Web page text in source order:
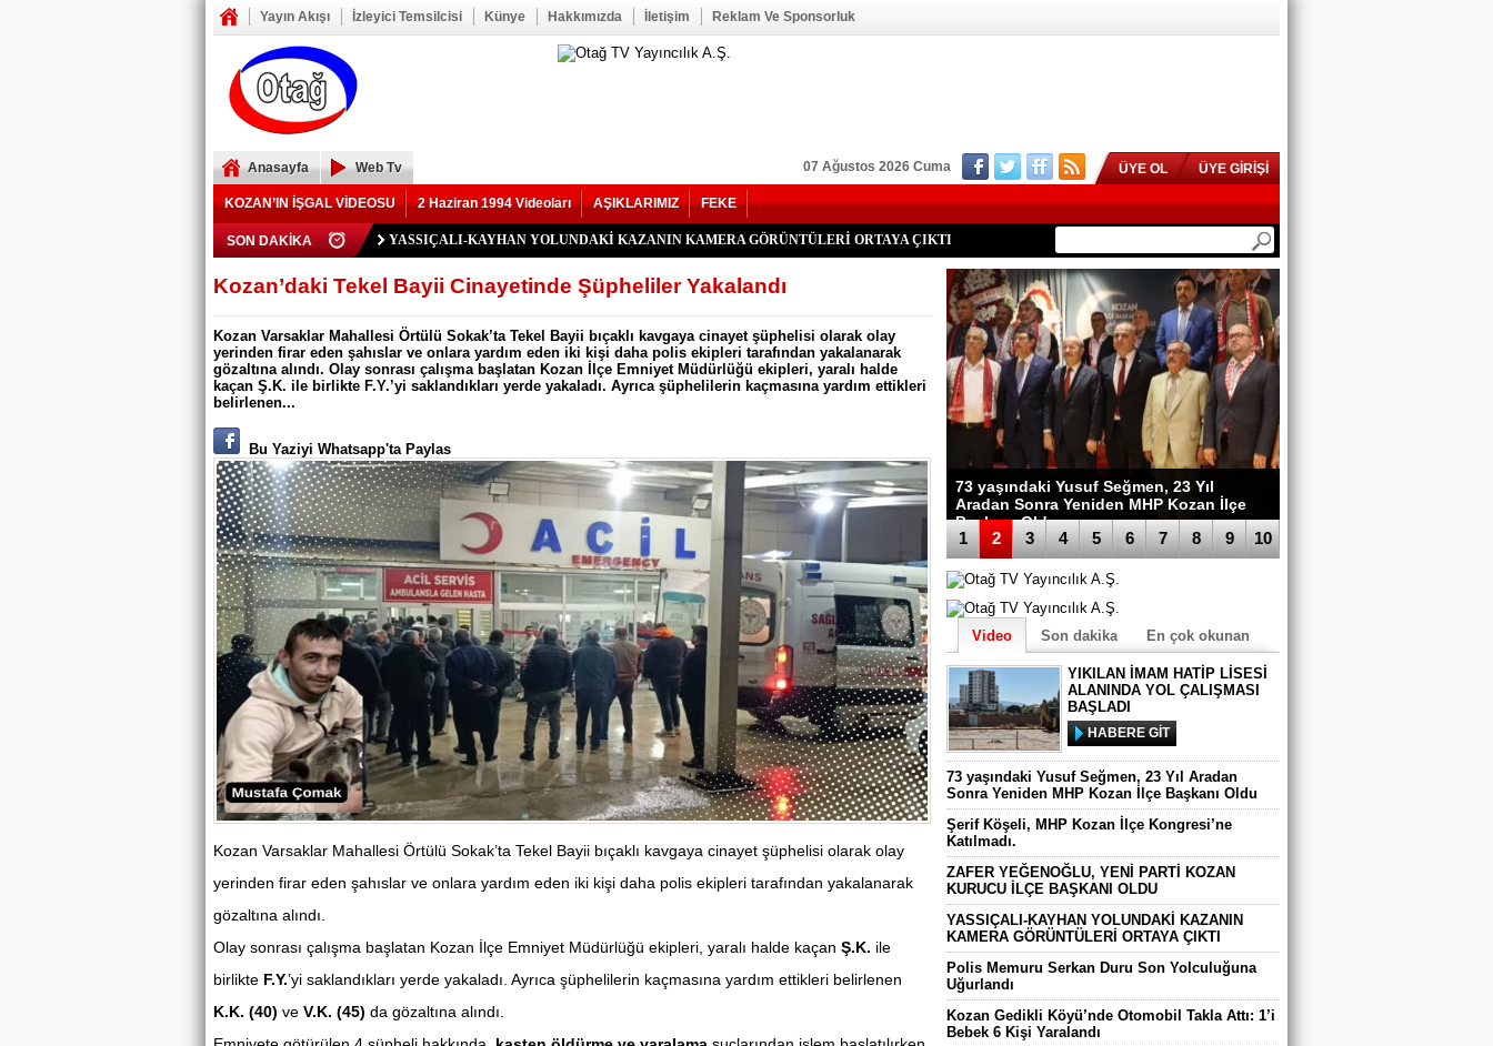
Yayın Akışı İzleyici Temsilcisi Künye Hakkımızda İletişim Reklam Ve Sponsorluk
Anasayfa Web Tv
KOZAN’IN İŞGAL VİDEOSU 2 Haziran 1994 Videoları AŞIKLARIMIZ FEKE
SON DAKİKA
YIKILAN İMAM HATİP LİSESİ ALANINDA YOL ÇALIŞMASI BAŞLADI
73 yaşındaki Yusuf Seğmen, 23 Yıl Aradan Sonra Yeniden MHP Kozan İlçe Başkanı Oldu
Şerif Köşeli, MHP Kozan İlçe Kongresi’ne Katılmadı.
ZAFER YEĞENOĞLU, YENİ PARTİ KOZAN KURUCU İLÇE BAŞKANI OLDU
YASSIÇALI-KAYHAN YOLUNDAKİ KAZANIN KAMERA GÖRÜNTÜLERİ ORTAYA ÇIKTI
Polis Memuru Serkan Duru Son Yolculuğuna Uğurlandı
Kozan Gedikli Köyü’nde Otomobil Takla Attı: 1’i Bebek 6 Kişi Yaralandı
Eskimantaş Köyü Muhtarı Mustafa Aköz, tedavi gördüğü hastanede hayatını kaybetti.
FEKE’DE ELEKTRİK TEPKİSİ: ÇONDU KÖYÜNDE 5 YILDIR KARANLIKTA YAŞIYORUZ.
KOZAN’DA TRAFİK KAZASI 7 KİŞİ YARALANDI
BÖBREKLERİ İKİ HASTAYA UMUT OLDU
DAMDAN DÜŞEN OĞUZHAN BÜYÜMEZ, 4 GÜNLÜK YAŞAM SAVAŞINI KAYBETTİ
Feke’de Yeni Parti İlçe Başkanlığı İçin Öncü Tok İsmi Gündemde
Kozan’daki Orman Yangını Büyük Oranda Kontrol Altına Alındı
Mansurlu Yol Kavşağı’nda İki Otomobil Çarpıştı: 2 Yaralı
ÜYE OL ÜYE GİRİŞİ
07 Ağustos 2026 Cuma
73 yaşındaki Yusuf Seğmen, 23 Yıl
Aradan Sonra Yeniden MHP Kozan İlçe
Başkanı Oldu
1 2 3 4 5 6 7 8 9 10
Video Son dakika En çok okunan
YIKILAN İMAM HATİP LİSESİ
ALANINDA YOL ÇALIŞMASI
BAŞLADI
HABERE GİT
73 yaşındaki Yusuf Seğmen, 23 Yıl Aradan
Sonra Yeniden MHP Kozan İlçe Başkanı Oldu
Şerif Köşeli, MHP Kozan İlçe Kongresi’ne
Katılmadı.
ZAFER YEĞENOĞLU, YENİ PARTİ KOZAN
KURUCU İLÇE BAŞKANI OLDU
YASSIÇALI-KAYHAN YOLUNDAKİ KAZANIN
KAMERA GÖRÜNTÜLERİ ORTAYA ÇIKTI
Polis Memuru Serkan Duru Son Yolculuğuna
Uğurlandı
Kozan Gedikli Köyü’nde Otomobil Takla Attı: 1’i
Bebek 6 Kişi Yaralandı
Kozan’daki Tekel Bayii Cinayetinde Şüpheliler Yakalandı
Kozan Varsaklar Mahallesi Örtülü Sokak’ta Tekel Bayii bıçaklı kavgaya cinayet şüphelisi olarak olay
yerinden firar eden şahıslar ve onlara yardım eden iki kişi daha polis ekipleri tarafından yakalanarak
gözaltına alındı. Olay sonrası çalışma başlatan Kozan İlçe Emniyet Müdürlüğü ekipleri, yaralı halde
kaçan Ş.K. ile birlikte F.Y.’yi saklandıkları yerde yakaladı. Ayrıca şüphelilerin kaçmasına yardım ettikleri
belirlenen...
Bu Yaziyi Whatsapp'ta Paylas
Kozan Varsaklar Mahallesi Örtülü Sokak’ta Tekel Bayii bıçaklı kavgaya cinayet şüphelisi olarak olay
yerinden firar eden şahıslar ve onlara yardım eden iki kişi daha polis ekipleri tarafından yakalanarak
gözaltına alındı.
Olay sonrası çalışma başlatan Kozan İlçe Emniyet Müdürlüğü ekipleri, yaralı halde kaçan Ş.K. ile
birlikte F.Y.’yi saklandıkları yerde yakaladı. Ayrıca şüphelilerin kaçmasına yardım ettikleri belirlenen
K.K. (40) ve V.K. (45) da gözaltına alındı.